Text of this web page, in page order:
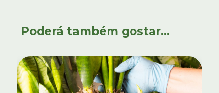
Poderá também gostar...